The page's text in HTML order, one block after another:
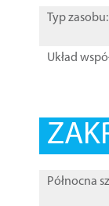
Typ zasobu:
Układ
Północna